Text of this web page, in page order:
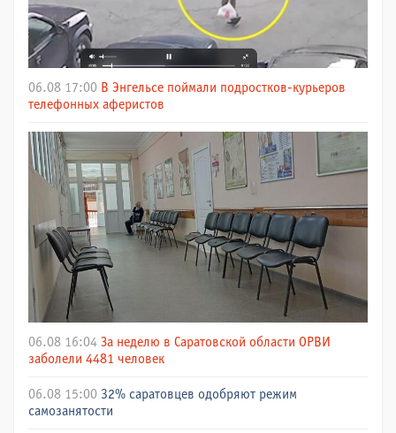
06.08 17:00 В Энгельсе поймали подростков-курьеров
телефонных аферистов
06.08 16:04 За неделю в Саратовской области ОРВИ
заболели 4481 человек
06.08 15:00 32% саратовцев одобряют режим
самозанятости